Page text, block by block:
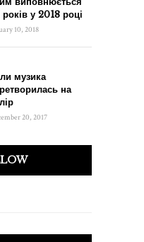
у 2018 році
10, 2018
музика
на
20, 2017